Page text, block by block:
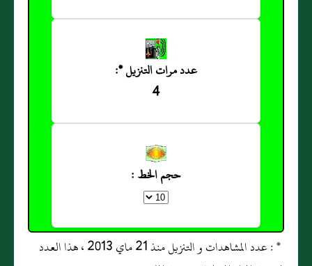
عدد مرات التنزيل *:
4
حجم الخط :
* : عدد المشاهدات و التنزيل منذ 21 ماي 2013 ، هذا العدد